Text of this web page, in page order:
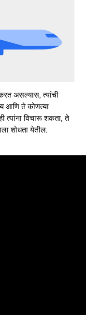
असल्यास, त्यांची
आणि ते कोणत्या
त्यांना विचारू शकता, ते
शोधता येतील.